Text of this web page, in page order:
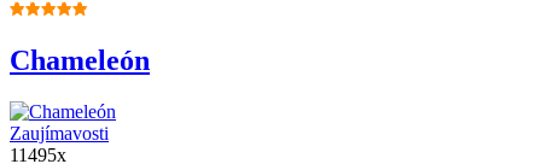
Chameleón
Zaujímavosti
11495x